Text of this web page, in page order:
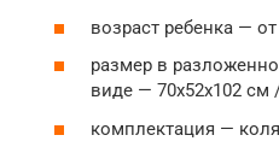
возраст ребенка —
размер в
виде — 70х52х102 см
комплектация —